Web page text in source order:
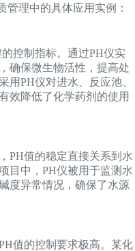
管理中的具体应用实例：
控制指标。通过PH仪实
确保微生物活性，提高处
用PH仪对进水、反应池、
效降低了化学药剂的使用
PH值的稳定直接关系到水
目中，PH仪被用于监测水
度异常情况，确保了水源
值的控制要求极高。某化